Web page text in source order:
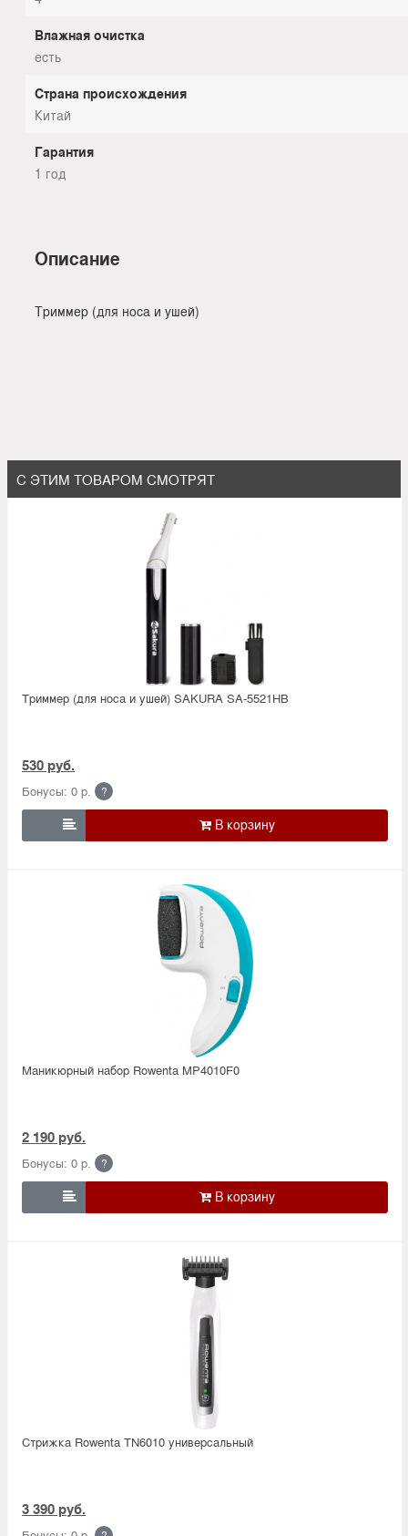
Влажная очистка
есть
Страна происхождения
Китай
Гарантия
1 год
Описание
Триммер (для носа и ушей)
С ЭТИМ ТОВАРОМ СМОТРЯТ
Триммер (для носа и ушей) SAKURA SA-5521HB
530 руб.
Бонусы: 0 р. ?

Маникюрный набор Rowenta MP4010F0
2 190 руб.
Бонусы: 0 р. ?

Стрижка Rowenta TN6010 универсальный
3 390 руб.